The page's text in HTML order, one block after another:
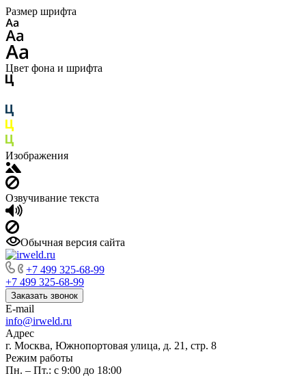
Размер шрифта
Цвет фона и шрифта
Изображения
Озвучивание текста
Обычная версия сайта
+7 499 325-68-99
+7 499 325-68-99
Заказать звонок
E-mail
info@irweld.ru
Адрес
г. Москва, Южнопортовая улица, д. 21, стр. 8
Режим работы
Пн. – Пт.: с 9:00 до 18:00